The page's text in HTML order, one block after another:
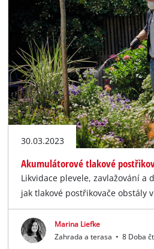
30.03.2023
Akumulátorové tlakové
Likvidace plevele, zavlažování a
jak tlakové postřikovače obstály
Marina Liefke
Zahrada a terasa • 8 Doba